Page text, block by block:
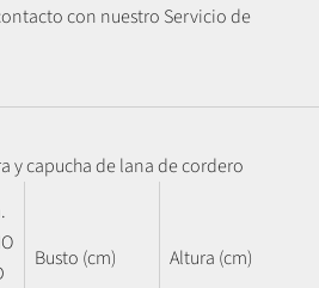
con nuestro Servicio de
y capucha de lana de cordero
Busto (cm) Altura (cm)